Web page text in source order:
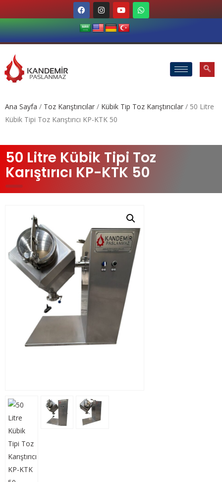
Ana Sayfa / Toz Karıştırıcılar / Kübik Tip Toz Karıştırıcılar / 50 Litre
Kübik Tipi Toz Karıştırıcı KP-KTK 50
50 Litre Kübik Tipi Toz
Karıştırıcı KP-KTK 50